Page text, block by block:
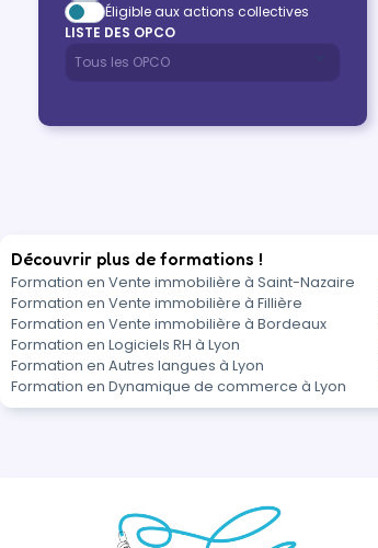
Éligible aux actions collectives
LISTE DES OPCO
Découvrir plus de formations !
Formation en Vente immobilière à Saint-Nazaire
Formation en Vente immobilière à Fillière
Formation en Vente immobilière à Bordeaux
Formation en Logiciels RH à Lyon
Formation en Autres langues à Lyon
Formation en Dynamique de commerce à Lyon